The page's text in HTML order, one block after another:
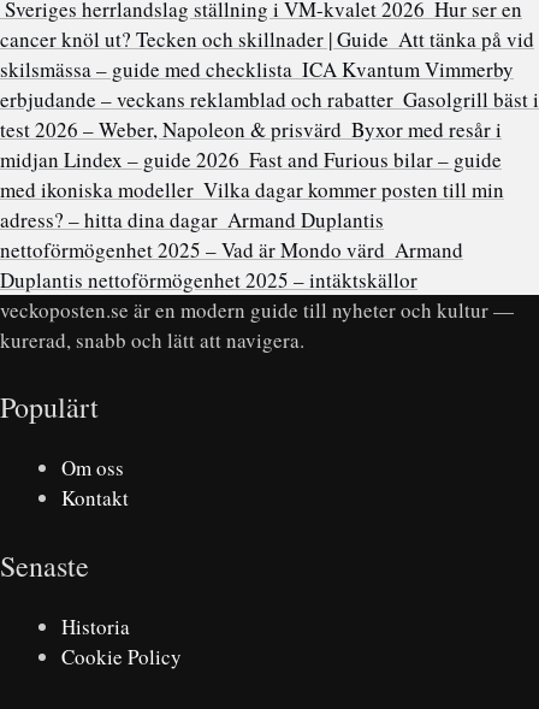
Sveriges herrlandslag ställning i VM-kvalet 2026 Hur ser en
cancer knöl ut? Tecken och skillnader | Guide Att tänka på vid
skilsmässa – guide med checklista ICA Kvantum Vimmerby
erbjudande – veckans reklamblad och rabatter Gasolgrill bäst i
test 2026 – Weber, Napoleon & prisvärd Byxor med resår i
midjan Lindex – guide 2026 Fast and Furious bilar – guide
med ikoniska modeller Vilka dagar kommer posten till min
adress? – hitta dina dagar Armand Duplantis
nettoförmögenhet 2025 – Vad är Mondo värd Armand
Duplantis nettoförmögenhet 2025 – intäktskällor
veckoposten.se är en modern guide till nyheter och kultur —
kurerad, snabb och lätt att navigera.
Populärt
Om oss
Kontakt
Senaste
Historia
Cookie Policy